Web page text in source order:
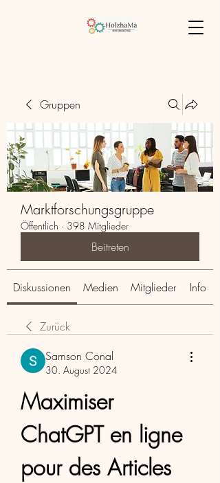
Gruppen
Marktforschungsgruppe
Öffentlich · 398 Mitglieder
Beitreten
Diskussionen Medien Mitglieder Info
Zurück
Samson Conal
30. August 2024
Maximiser
ChatGPT en ligne
pour des Articles